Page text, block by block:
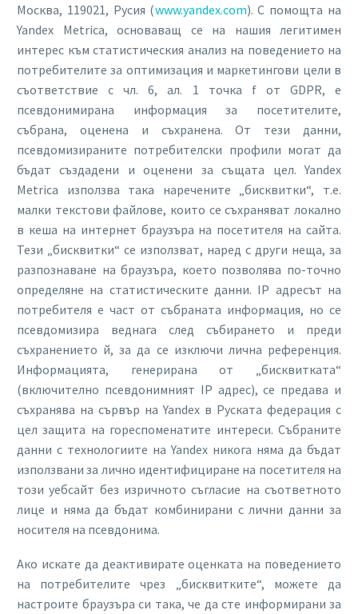
Москва, 119021, Русия (www.yandex.com). С помощта на
Yandex Metrica, основаващ се на нашия легитимен
интерес към статистическия анализ на поведението на
потребителите за оптимизация и маркетингови цели в
съответствие с чл. 6, ал. 1 точка f от GDPR, е
псевдонимирана информация за посетителите,
събрана, оценена и съхранена. От тези данни,
псевдомизираните потребителски профили могат да
бъдат създадени и оценени за същата цел. Yandex
Metrica използва така наречените „бисквитки“, т.е.
малки текстови файлове, които се съхраняват локално
в кеша на интернет браузъра на посетителя на сайта.
Тези „бисквитки“ се използват, наред с други неща, за
разпознаване на браузъра, което позволява по-точно
определяне на статистическите данни. IP адресът на
потребителя е част от събраната информация, но се
псевдомизира веднага след събирането и преди
съхранението й, за да се изключи лична референция.
Информацията, генерирана от „бисквитката“
(включително псевдонимният IP адрес), се предава и
съхранява на сървър на Yandex в Руската федерация с
цел защита на гореспоменатите интереси. Събраните
данни с технологиите на Yandex никога няма да бъдат
използвани за лично идентифициране на посетителя на
този уебсайт без изричното съгласие на съответното
лице и няма да бъдат комбинирани с лични данни за
носителя на псевдонима.
Ако искате да деактивирате оценката на поведението
на потребителите чрез „бисквитките“, можете да
настроите браузъра си така, че да сте информирани за